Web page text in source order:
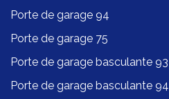
Porte de garage 94
Porte de garage 75
Porte de garage basculante 93
Porte de garage basculante 94